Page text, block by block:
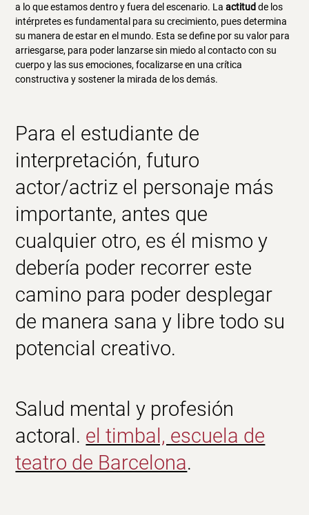
a lo que estamos dentro y fuera del escenario. Laactitudde los
intérpretes es fundamental para su crecimiento, pues determina
su manera de estar en el mundo. Esta se define por su valor para
arriesgarse, para poder lanzarse sin miedo al contacto con su
cuerpo y las sus emociones, focalizarse en una crítica
constructiva y sostener la mirada de los demás.
Para el estudiante de
interpretación, futuro
actor/actriz el personaje más
importante, antes que
cualquier otro, es él mismo y
debería poder recorrer este
camino para poder desplegar
de manera sana y libre todo su
potencial creativo.
Salud mental y profesión
actoral. el timbal, escuela de
teatro de Barcelona.